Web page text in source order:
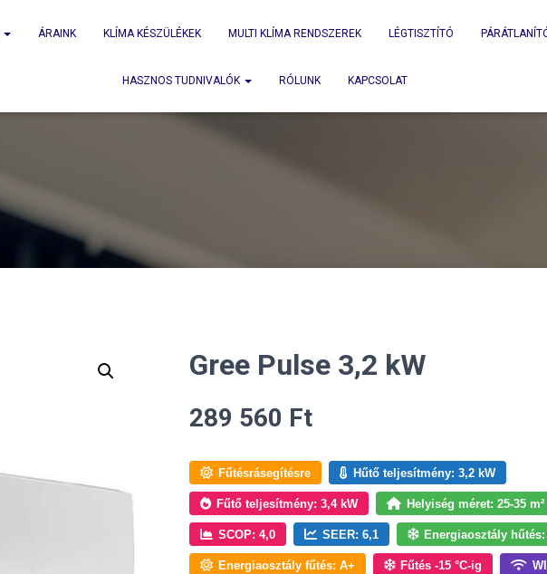
ÁRAINK KLÍMA KÉSZÜLÉKEK MULTI KLÍMA RENDSZEREK LÉGTISZTÍTÓ
HASZNOS TUDNIVALÓK RÓLUNK KAPCSOLAT
Gree Pulse 3,2 kW
289 560 Ft
Fűtésrásegítésre Hűtő teljesítmény: 3,2 kW
Fűtő teljesítmény: 3,4 kW Helyiség méret: 25-35 m²
SCOP: 4,0 SEER: 6,1 Energiaosztály hűtés:
Energiaosztály fűtés: A+ Fűtés -15 °C-ig